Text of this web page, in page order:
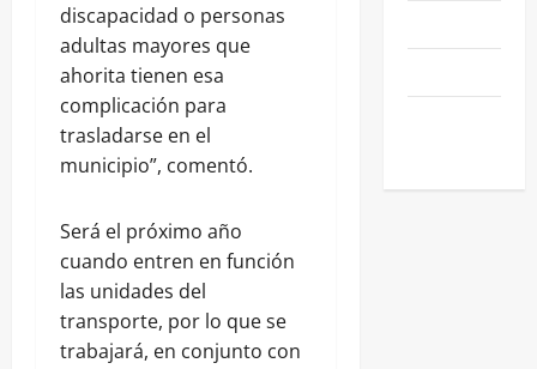
discapacidad o personas
adultas mayores que
ahorita tienen esa
complicación para
trasladarse en el
municipio”, comentó.
Será el próximo año
cuando entren en función
las unidades del
transporte, por lo que se
trabajará, en conjunto con